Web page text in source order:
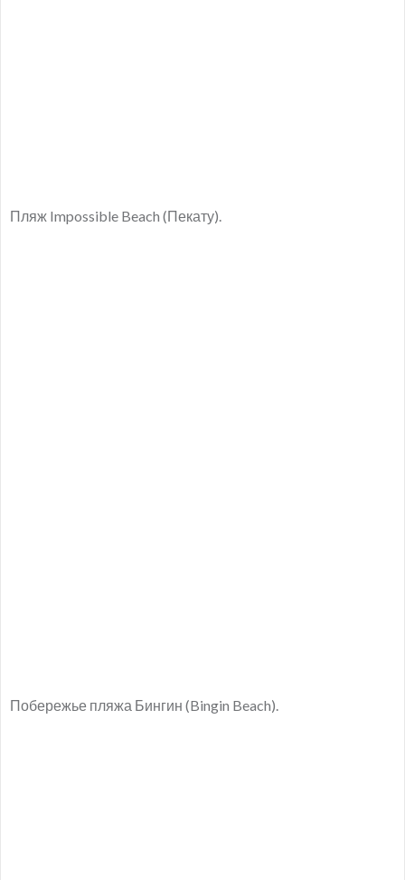
Пляж Impossible Beach (Пекату).
Побережье пляжа Бингин (Bingin Beach).